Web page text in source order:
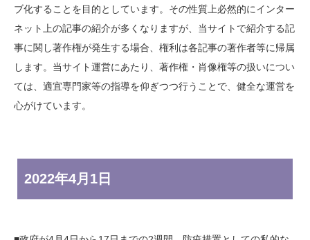
ブ化することを目的としています。その性質上必然的にインター
ネット上の記事の紹介が多くなりますが、当サイトで紹介する記
事に関し著作権が発生する場合、権利は各記事の著作者等に帰属
します。当サイト運営にあたり、著作権・肖像権等の扱いについ
ては、適宜専門家等の指導を仰ぎつつ行うことで、健全な運営を
心がけています。
2022年4月1日